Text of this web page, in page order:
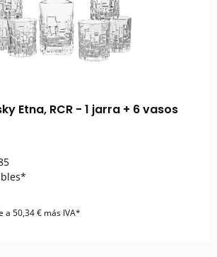
Etna, RCR - 1 jarra + 6 vasos
a 50,34 € más IVA*